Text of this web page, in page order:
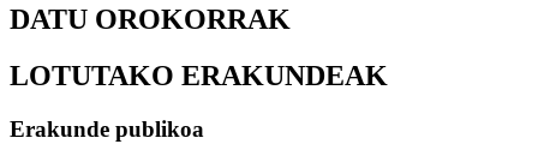
DATU OROKORRAK
LOTUTAKO ERAKUNDEAK
Erakunde publikoa